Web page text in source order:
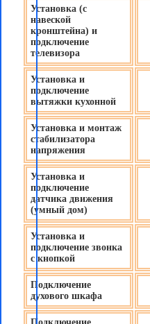
Установка (с
навеской
кронштейна) и
подключение
телевизора
Установка и
подключение
вытяжки кухонной
Установка и монтаж
стабилизатора
напряжения
Установка и
подключение
датчика движения
(умный дом)
Установка и
подключение звонка
с кнопкой
Подключение
духового шкафа